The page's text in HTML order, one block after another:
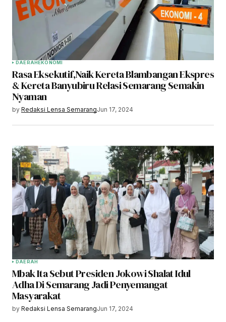
DAERAHEKONOMI
Rasa Eksekutif,Naik Kereta Blambangan Ekspres
& Kereta Banyubiru Relasi Semarang Semakin
Nyaman
by Redaksi Lensa SemarangJun 17, 2024
DAERAH
Mbak Ita Sebut Presiden Jokowi Shalat Idul
Adha Di Semarang Jadi Penyemangat
Masyarakat
by Redaksi Lensa SemarangJun 17, 2024